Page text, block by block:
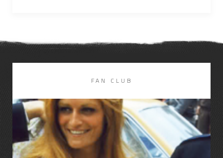
FAN CLUB